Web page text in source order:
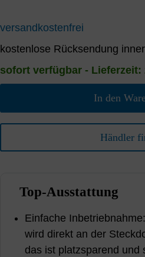
versandkostenfrei
kostenlose Rücksendung
sofort verfügbar - Lieferzeit:
In den
Händler
Top-Ausstattung
Einfache
wird direkt an der
das ist platzsparend und